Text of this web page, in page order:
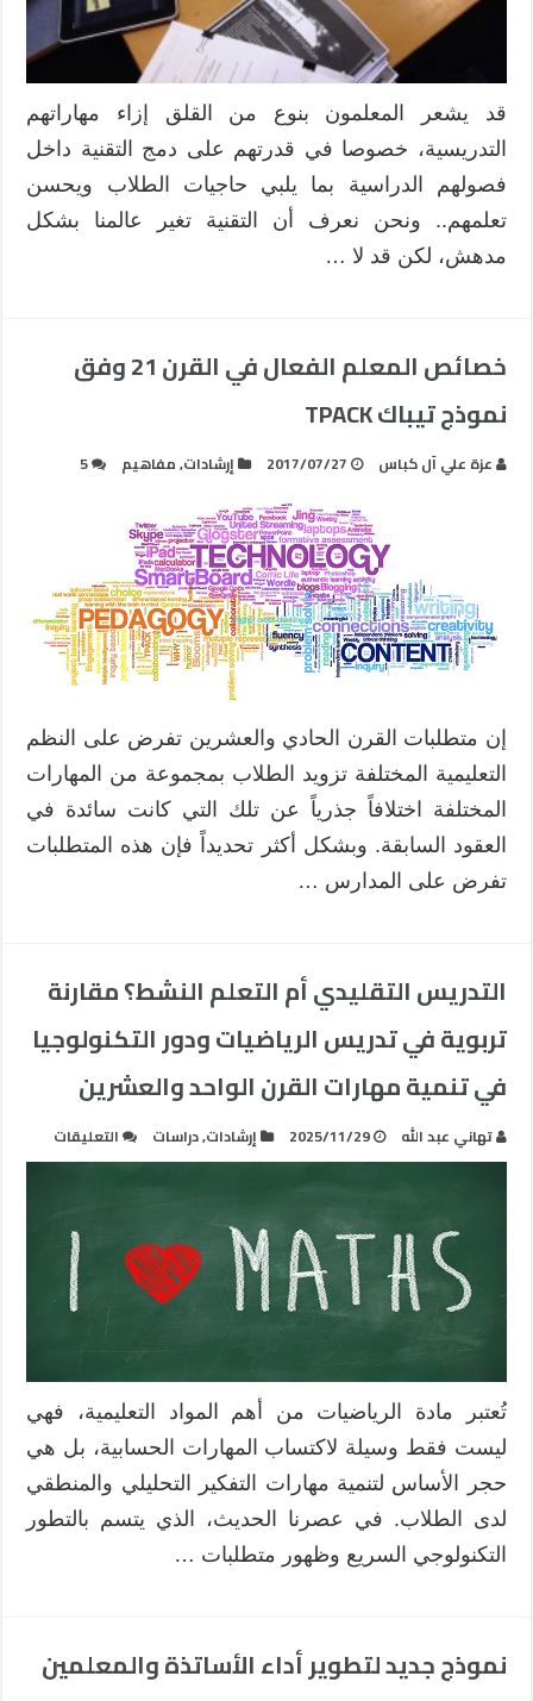
قد يشعر المعلمون بنوع من القلق إزاء مهاراتهم
التدريسية، خصوصا في قدرتهم على دمج التقنية داخل
فصولهم الدراسية بما يلبي حاجيات الطلاب ويحسن
تعلمهم.. ونحن نعرف أن التقنية تغير عالمنا بشكل
مدهش، لكن قد لا …
خصائص المعلم الفعال في القرن 21 وفق
نموذج تيباك TPACK
عزة علي آل كباس 2017/07/27 إرشادات,مفاهيم 5
إن متطلبات القرن الحادي والعشرين تفرض على النظم
التعليمية المختلفة تزويد الطلاب بمجموعة من المهارات
المختلفة اختلافاً جذرياً عن تلك التي كانت سائدة في
العقود السابقة. وبشكل أكثر تحديداً فإن هذه المتطلبات
تفرض على المدارس …
التدريس التقليدي أم التعلم النشط؟ مقارنة
تربوية في تدريس الرياضيات ودور التكنولوجيا
في تنمية مهارات القرن الواحد والعشرين
تهاني عبد الله 2025/11/29 إرشادات,دراسات التعليقات
تدريس
في
تنمية
مغلقة
تُعتبر مادة الرياضيات من أهم المواد التعليمية، فهي
ليست فقط وسيلة لاكتساب المهارات الحسابية، بل هي
حجر الأساس لتنمية مهارات التفكير التحليلي والمنطقي
لدى الطلاب. في عصرنا الحديث، الذي يتسم بالتطور
التكنولوجي السريع وظهور متطلبات …
نموذج جديد لتطوير أداء الأساتذة والمعلمين